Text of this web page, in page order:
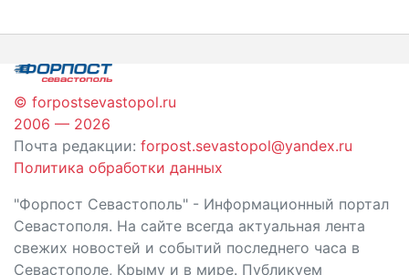
© forpostsevastopol.ru
2006 — 2026
Почта редакции: forpost.sevastopol@yandex.ru
Политика обработки данных
"Форпост Севастополь" - Информационный портал
Севастополя. На сайте всегда актуальная лента
свежих новостей и событий последнего часа в
Севастополе, Крыму и в мире. Публикуем